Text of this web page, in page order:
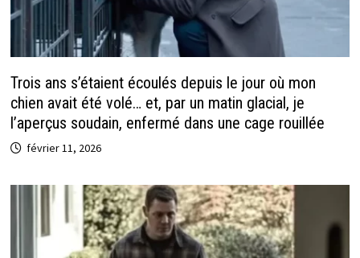
Trois ans s’étaient écoulés depuis le jour où mon
chien avait été volé… et, par un matin glacial, je
l’aperçus soudain, enfermé dans une cage rouillée
février 11, 2026